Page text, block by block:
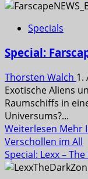
Specials
Special:
Thorsten Walch 1.
Exotische Aliens
Raumschiffs in
Universums?...
Weiterlesen Mehr
Verschollen im All
Special: Lexx –